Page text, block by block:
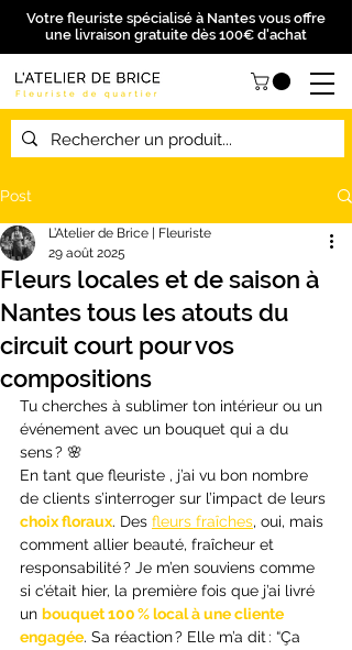
Votre fleuriste spécialisé à Nantes vous offre
une livraison gratuite dès 100€ d'achat
Post
Fleurs locales et de saison à
Nantes tous les atouts du
circuit court pour vos
compositions
L’Atelier de Brice | Fleuriste
29 août 2025
Tu cherches à sublimer ton intérieur ou un
événement avec un bouquet qui a du
sens ? 🌸
En tant que fleuriste , j’ai vu bon nombre
de clients s’interroger sur l’impact de leurs
choix floraux. Des fleurs fraîches, oui, mais
comment allier beauté, fraîcheur et
responsabilité ? Je m’en souviens comme
si c’était hier, la première fois que j’ai livré
un bouquet 100 % local à une cliente
engagée. Sa réaction ? Elle m’a dit : “Ça